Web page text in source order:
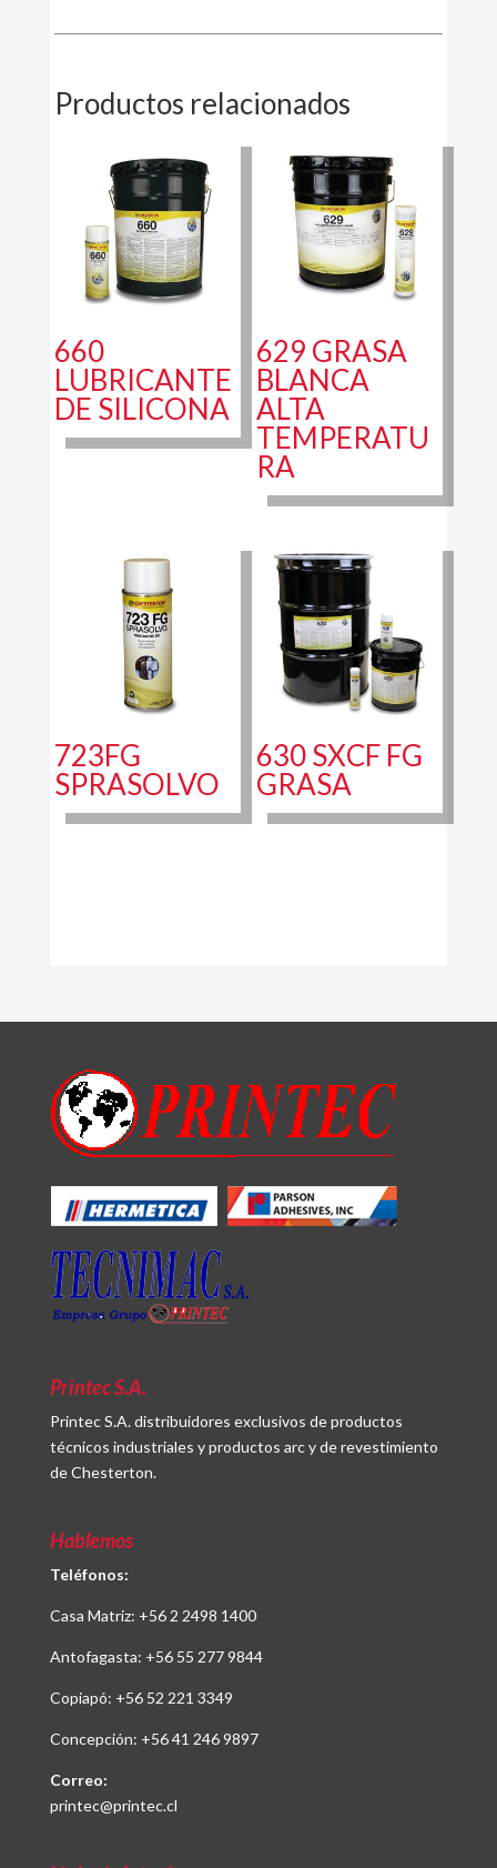
Productos relacionados
660
LUBRICANTE
DE SILICONA
629 GRASA
BLANCA
ALTA
TEMPERATU
RA
723FG
SPRASOLVO
630 SXCF FG
GRASA
Printec S.A.
Printec S.A. distribuidores exclusivos de productos
técnicos industriales y productos arc y de revestimiento
de Chesterton.
Hablemos
Teléfonos:
Casa Matriz: +56 2 2498 1400
Antofagasta: +56 55 277 9844
Copiapó: +56 52 221 3349
Concepción: +56 41 246 9897
Correo:
printec@printec.cl